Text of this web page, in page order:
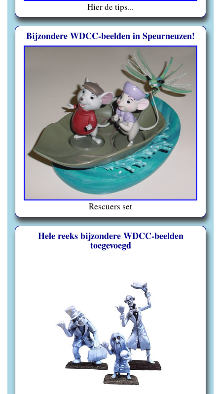
Hier de tips...
Bijzondere WDCC-beelden in Speurneuzen!
Rescuers set
Hele reeks bijzondere WDCC-beelden
toegevoegd